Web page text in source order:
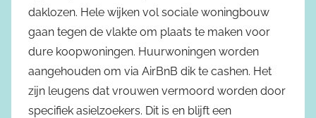
daklozen. Hele wijken vol sociale woningbouw
gaan tegen de vlakte om plaats te maken voor
dure koopwoningen. Huurwoningen worden
aangehouden om via AirBnB dik te cashen. Het
zijn leugens dat vrouwen vermoord worden door
specifiek asielzoekers. Dit is en blijft een